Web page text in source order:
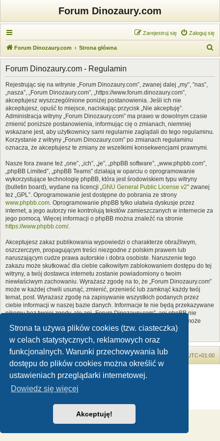
Strona ta używa plików cookies (tzw. ciasteczka)
w celach statystycznych, reklamowych oraz
funkcjonalnych. Warunki przechowywania lub
dostępu do plików cookies można określić w
ustawieniach przeglądarki internetowej.
Dowiedz się więcej
Akceptuję!
Forum Dinozaury.com
Zaloguj się
Zarejestruj się
Forum Dinozaury.com Strona główna
z
Forum Dinozaury.com - Regulamin
Rejestrując się na witrynie „Forum Dinozaury.com”, zwanej dalej „my”, ”nas”,
„nasza”, „Forum Dinozaury.com”, „https://www.forum.dinozaury.com”,
akceptujesz wyszczególnione poniżej postanowienia. Jeśli ich nie
akceptujesz, opuść to miejsce, naciskając przycisk „Nie akceptuję”.
Administracja witryny „Forum Dinozaury.com” ma prawo w dowolnym czasie
zmienić poniższe postanowienia, informując cię o zmianach, niemniej
wskazane jest, aby użytkownicy sami regularnie zaglądali do tego regulaminu.
Korzystanie z witryny „Forum Dinozaury.com” po zmianach regulaminu
oznacza, że akceptujesz te zmiany ze wszelkimi konsekwencjami prawnymi.
Nasze fora zwane też „one”, „ich”, „je”, „phpBB software”, „www.phpbb.com”,
„phpBB Limited”, „phpBB Teams” działają w oparciu o oprogramowanie
wykorzystujące technologię phpBB, która jest środowiskiem typu witryny
(bulletin board), wydane na licencji „GNU General Public License v2” zwanej
też „GPL”. Oprogramowanie jest dostępne do pobrania ze strony
www.phpbb.com. Oprogramowanie phpBB tylko ułatwia dyskusje przez
internet, a jego autorzy nie kontrolują tekstów zamieszczanych w internecie za
jego pomocą. Więcej informacji o phpBB można znaleźć na stronie
https://www.phpbb.com/.
Akceptujesz zakaz publikowania wypowiedzi o charakterze obraźliwym,
oszczerczym, propagującym treści niezgodne z polskim prawem lub
naruszającym cudze prawa autorskie i dobra osobiste. Naruszenie tego
zakazu może skutkować dla ciebie całkowitym zablokowaniem dostępu do tej
witryny, a twój dostawca internetu zostanie powiadomiony o twoim
niewłaściwym zachowaniu. Wyrażasz zgodę na to, że „Forum Dinozaury.com”
może w każdej chwili usunąć, zmienić, przenieść lub zamknąć każdy twój
temat, post. Wyrażasz zgodę na zapisywanie wszystkich podanych przez
ciebie informacji w naszej bazie danych. Informacje te nie będą przekazywane
nikomu bez twojej zgody, ale ani „Forum Dinozaury.com”, ani phpBB nie
ponosi odpowiedzialności za włamania do witryny, podczas których może
dojść do kradzieży danych.
Forum Dinozaury.com Strona główna Strefa czasowa UTC+01:00
Dinozaury.com© 2006-2020
Polski pakiet językowy dostarcza